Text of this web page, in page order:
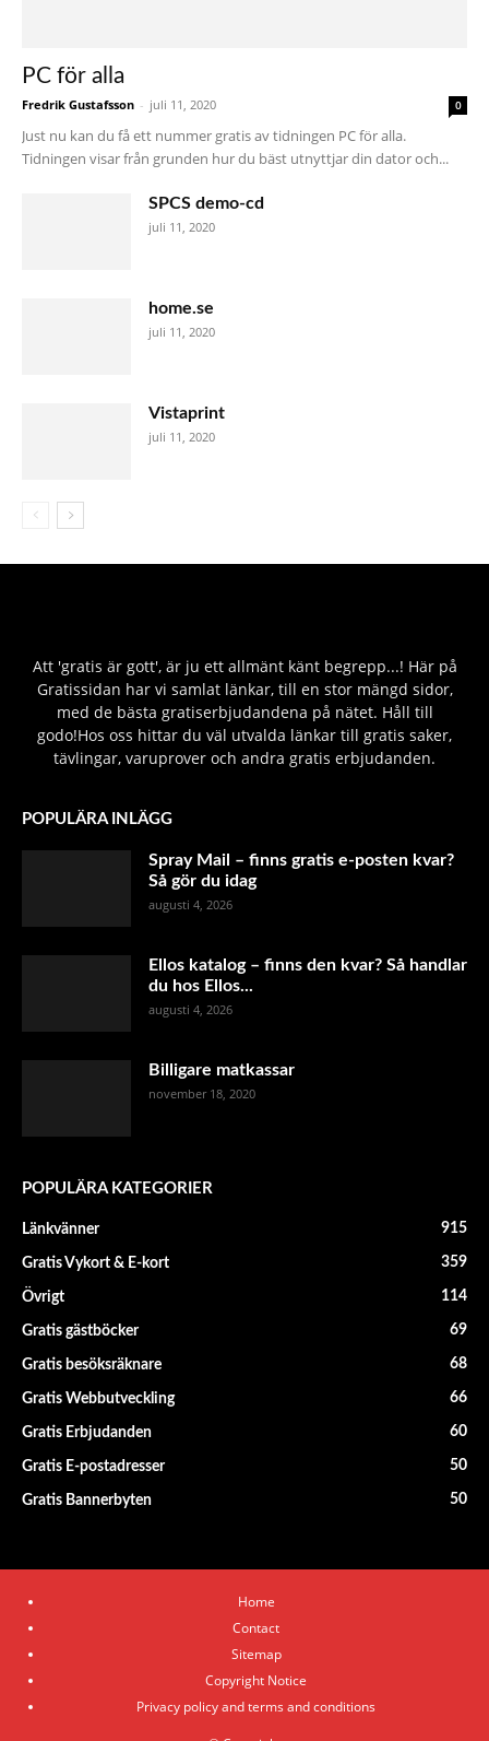
PC för alla
Fredrik Gustafsson - juli 11, 2020 0
Just nu kan du få ett nummer gratis av tidningen PC för alla.
Tidningen visar från grunden hur du bäst utnyttjar din dator och...
SPCS demo-cd
juli 11, 2020
home.se
juli 11, 2020
Vistaprint
juli 11, 2020
Att 'gratis är gott', är ju ett allmänt känt begrepp...! Här på
Gratissidan har vi samlat länkar, till en stor mängd sidor,
med de bästa gratiserbjudandena på nätet. Håll till
godo!Hos oss hittar du väl utvalda länkar till gratis saker,
tävlingar, varuprover och andra gratis erbjudanden.
POPULÄRA INLÄGG
Spray Mail – finns gratis e-posten kvar?
Så gör du idag
augusti 4, 2026
Ellos katalog – finns den kvar? Så handlar
du hos Ellos...
augusti 4, 2026
Billigare matkassar
november 18, 2020
POPULÄRA KATEGORIER
Länkvänner 915
Gratis Vykort & E-kort 359
Övrigt 114
Gratis gästböcker 69
Gratis besöksräknare 68
Gratis Webbutveckling 66
Gratis Erbjudanden 60
Gratis E-postadresser 50
Gratis Bannerbyten 50
Home
Contact
Sitemap
Copyright Notice
Privacy policy and terms and conditions